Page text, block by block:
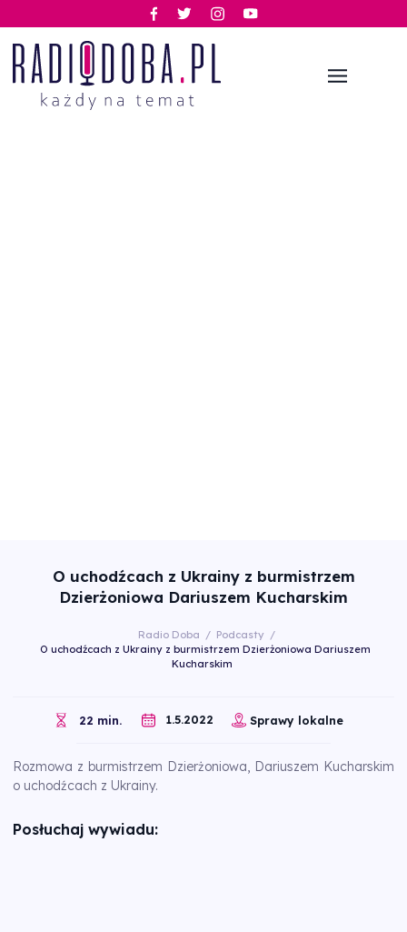
O uchodźcach z Ukrainy z burmistrzem
Dzierżoniowa Dariuszem Kucharskim
Radio Doba / Podcasty /
O uchodźcach z Ukrainy z burmistrzem Dzierżoniowa Dariuszem
Kucharskim
22 min. 1.5.2022 Sprawy lokalne
Rozmowa z burmistrzem Dzierżoniowa, Dariuszem Kucharskim
o uchodźcach z Ukrainy.
Posłuchaj wywiadu: